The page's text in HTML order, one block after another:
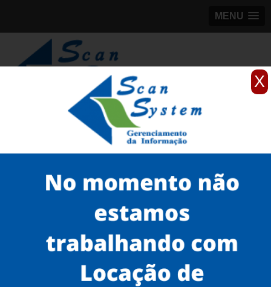
X
MENU
98184-5245
Scanner profissionais
scanner fujitsu de mesa
aluguel de scanner fujitsu com rede Vila Carrão
Serviços